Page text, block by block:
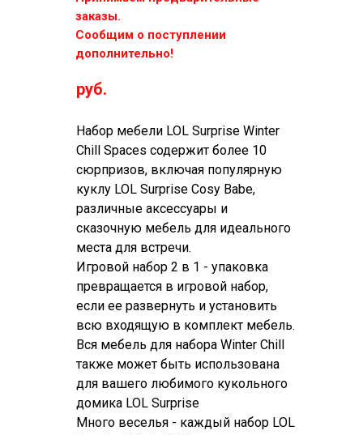
Набор мебели LOL Surprise Winter
Chill Spaces содержит более 10
сюрпризов, включая популярную
куклу LOL Surprise Cosy Babe,
различные аксессуары и
сказочную мебель для идеального
места для встречи.
Игровой набор 2 в 1 - упаковка
превращается в игровой набор,
если ее развернуть и установить
всю входящую в комплект мебель.
Вся мебель для набора Winter Chill
также может быть использована
для вашего любимого кукольного
домика LOL Surprise
Много веселья - каждый набор LOL
руб.
заказы.
Сообщим о поступлении
дополнительно!